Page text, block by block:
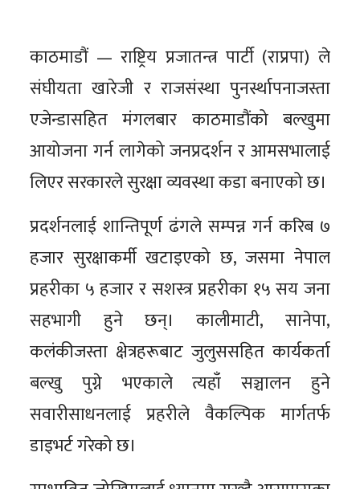
काठमाडौं — राष्ट्रिय प्रजातन्त्र पार्टी (राप्रपा) ले
संघीयता खारेजी र राजसंस्था पुनर्स्थापनाजस्ता
एजेन्डासहित मंगलबार काठमाडौंको बल्खुमा
आयोजना गर्न लागेको जनप्रदर्शन र आमसभालाई
लिएर सरकारले सुरक्षा व्यवस्था कडा बनाएको छ।
प्रदर्शनलाई शान्तिपूर्ण ढंगले सम्पन्न गर्न करिब ७
हजार सुरक्षाकर्मी खटाइएको छ, जसमा नेपाल
प्रहरीका ५ हजार र सशस्त्र प्रहरीका १५ सय जना
सहभागी हुने छन्। कालीमाटी, सानेपा,
कलंकीजस्ता क्षेत्रहरूबाट जुलुससहित कार्यकर्ता
बल्खु पुग्ने भएकाले त्यहाँ सञ्चालन हुने
सवारीसाधनलाई प्रहरीले वैकल्पिक मार्गतर्फ
डाइभर्ट गरेको छ।